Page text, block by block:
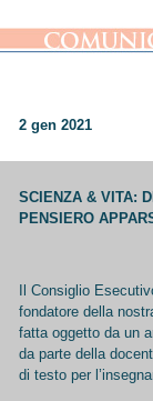
2 gen 2021
SCIENZA & VITA:
PENSIERO
Il Consiglio
fondatore della
fatta oggetto da un
da parte della
di testo per